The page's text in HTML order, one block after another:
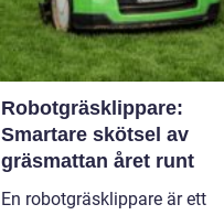
Robotgräsklippare:
Smartare skötsel av
gräsmattan året runt
En robotgräsklippare är ett